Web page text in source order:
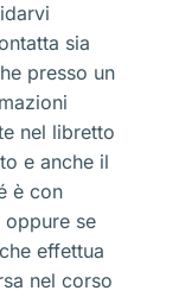
sia
presso un
nel libretto
e anche il
è con
oppure se
effettua
nel corso